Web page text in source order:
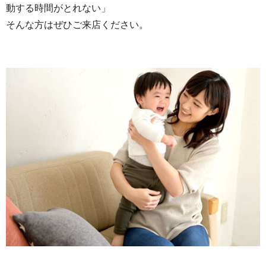
動する時間がとれない」
そんな方はぜひご来店ください。